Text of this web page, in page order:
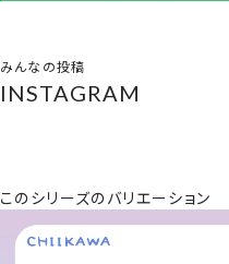
みんなの投稿
INSTAGRAM
このシリーズのバリエーション